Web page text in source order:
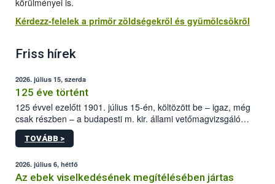
körülményei is.
Kérdezz-felelek a primőr zöldségekről és gyümölcsökről
Friss hírek
2026. július 15, szerda
125 éve történt
125 évvel ezelőtt 1901. július 15-én, költözött be – igaz, még
csak részben – a budapesti m. kir. állami vetőmagvizsgáló
állomás a Kis Rókus utca 15. szám alatti, Czigler Győző által
tervezett új épületébe.
TOVÁBB >
2026. július 6, hétfő
Az ebek viselkedésének megítélésében jártas